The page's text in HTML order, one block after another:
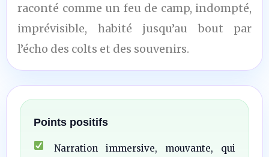
raconté comme un feu de camp, indompté,
imprévisible, habité jusqu’au bout par
l’écho des colts et des souvenirs.
Points positifs
Narration immersive, mouvante, qui